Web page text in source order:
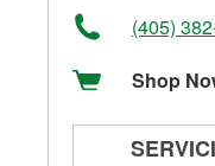
(405)
Shop